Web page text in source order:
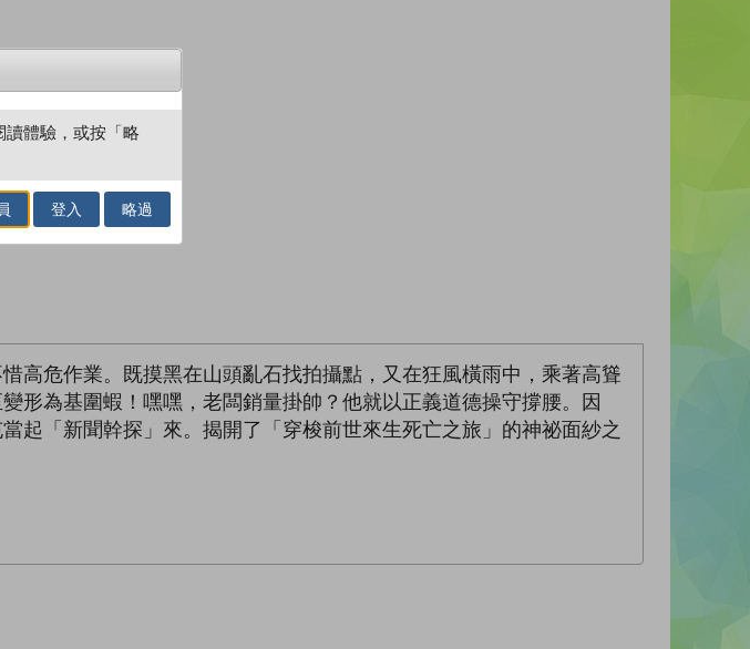
高危作業。既摸黑在山頭亂石找拍攝點，又在狂風橫雨中，乘著高聳
形為基圍蝦！嘿嘿，老闆銷量掛帥？他就以正義道德操守撐腰。因
起「新聞幹探」來。揭開了「穿梭前世來生死亡之旅」的神祕面紗之
讀體驗，或按「略
登入 略過